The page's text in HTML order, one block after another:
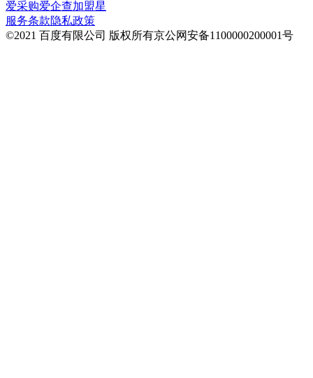
爱采购爱企查加盟星
服务条款隐私政策
©2021 百度有限公司 版权所有京公网安备1100000200001号